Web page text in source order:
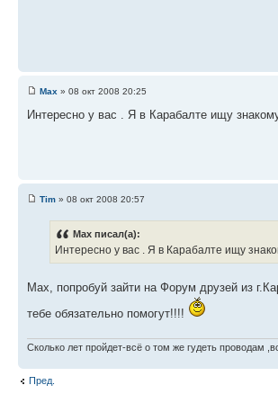
Max » 08 окт 2008 20:25
Интересно у вас . Я в Карабалте ищу
Tim » 08 окт 2008 20:57
Max писал(а):
Интересно у вас . Я в Карабалте ищу
Мах, попробуй зайти на Форум друзей из
тебе обязательно помогут!!!!
Сколько лет пройдет-всё о том же гудеть проводам
Пред.